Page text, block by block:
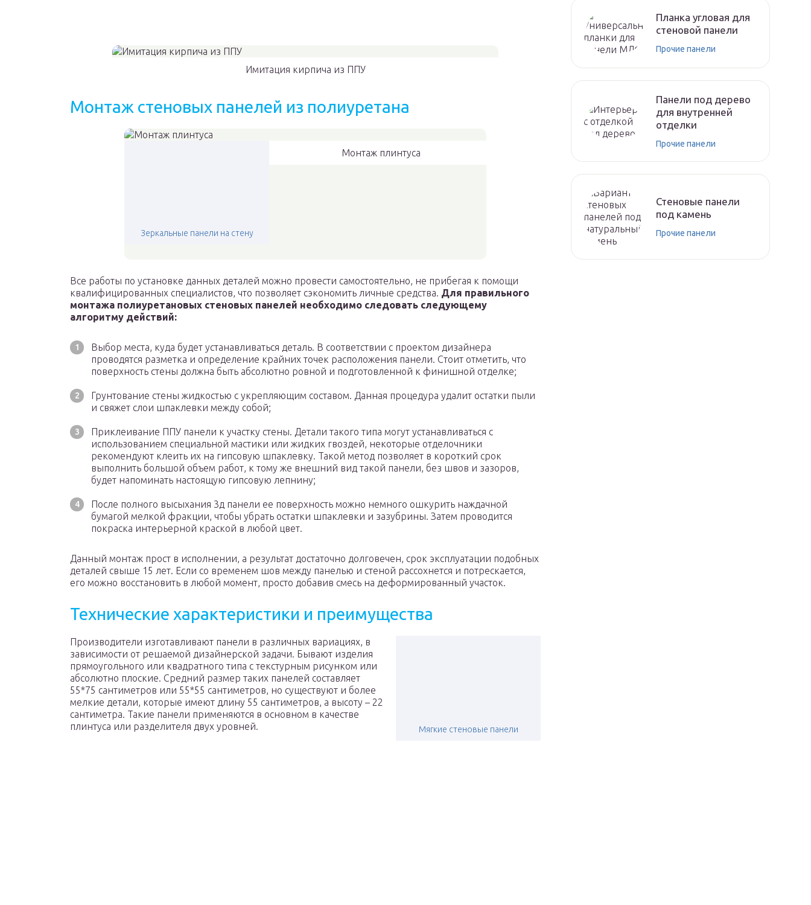
Имитация кирпича из ППУ
Монтаж стеновых панелей из полиуретана
Зеркальные панели на стену
Монтаж плинтуса
Все работы по установке данных деталей можно провести самостоятельно, не прибегая к помощи
квалифицированных специалистов, что позволяет сэкономить личные средства. Для правильного
монтажа полиуретановых стеновых панелей необходимо следовать следующему
алгоритму действий:
Выбор места, куда будет устанавливаться деталь. В соответствии с проектом дизайнера
проводятся разметка и определение крайних точек расположения панели. Стоит отметить, что
поверхность стены должна быть абсолютно ровной и подготовленной к финишной отделке;
Грунтование стены жидкостью с укрепляющим составом. Данная процедура удалит остатки пыли
и свяжет слои шпаклевки между собой;
Приклеивание ППУ панели к участку стены. Детали такого типа могут устанавливаться с
использованием специальной мастики или жидких гвоздей, некоторые отделочники
рекомендуют клеить их на гипсовую шпаклевку. Такой метод позволяет в короткий срок
выполнить большой объем работ, к тому же внешний вид такой панели, без швов и зазоров,
будет напоминать настоящую гипсовую лепнину;
После полного высыхания 3д панели ее поверхность можно немного ошкурить наждачной
бумагой мелкой фракции, чтобы убрать остатки шпаклевки и зазубрины. Затем проводится
покраска интерьерной краской в любой цвет.
Данный монтаж прост в исполнении, а результат достаточно долговечен, срок эксплуатации подобных
деталей свыше 15 лет. Если со временем шов между панелью и стеной рассохнется и потрескается,
его можно восстановить в любой момент, просто добавив смесь на деформированный участок.
Технические характеристики и преимущества
Мягкие стеновые панели
Производители изготавливают панели в различных вариациях, в
зависимости от решаемой дизайнерской задачи. Бывают изделия
прямоугольного или квадратного типа с текстурным рисунком или
абсолютно плоские. Средний размер таких панелей составляет
55*75 сантиметров или 55*55 сантиметров, но существуют и более
мелкие детали, которые имеют длину 55 сантиметров, а высоту – 22
сантиметра. Такие панели применяются в основном в качестве
плинтуса или разделителя двух уровней.
Планка угловая для
стеновой панели
Прочие панели
Панели под дерево
для внутренней
отделки
Прочие панели
Стеновые панели
под камень
Прочие панели